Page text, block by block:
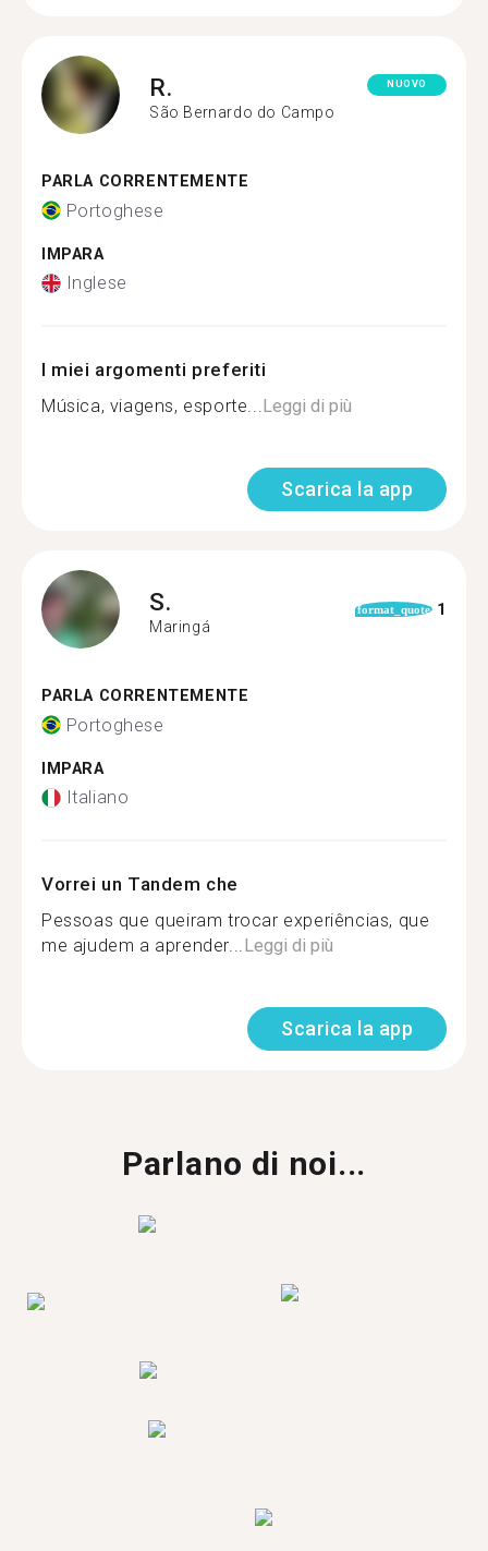
R.
São Bernardo do Campo
NUOVO
PARLA CORRENTEMENTE
Portoghese
IMPARA
Inglese
I miei argomenti preferiti
Música, viagens, esporte...Leggi di più
Scarica la app
S.
Maringá
format_quote 1
PARLA CORRENTEMENTE
Portoghese
IMPARA
Italiano
Vorrei un Tandem che
Pessoas que queiram trocar experiências, que
me ajudem a aprender...Leggi di più
Scarica la app
Parlano di noi...